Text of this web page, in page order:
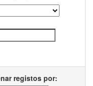
registos por: